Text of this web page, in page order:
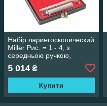
Набір ларингоскопический
Miller Рис. = 1 - 4, з
середньою ручкою,
5 014 ₴
Купити